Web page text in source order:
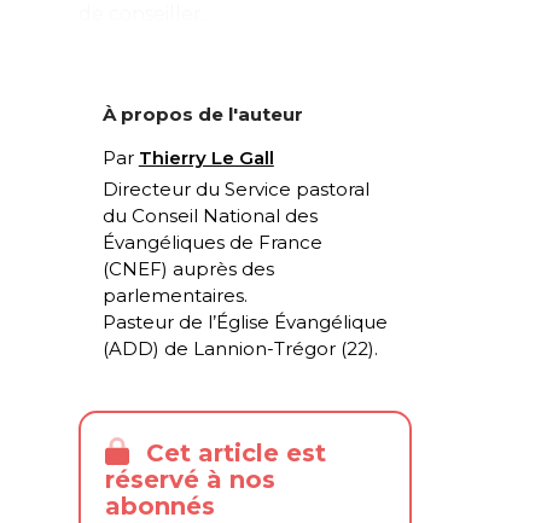
À propos de l'auteur
Par Thierry Le Gall
Directeur du Service pastoral
du Conseil National des
Évangéliques de France
(CNEF) auprès des
parlementaires.
Pasteur de l’Église Évangélique
(ADD) de Lannion-Trégor (22).
Cet article est
réservé à nos
abonnés